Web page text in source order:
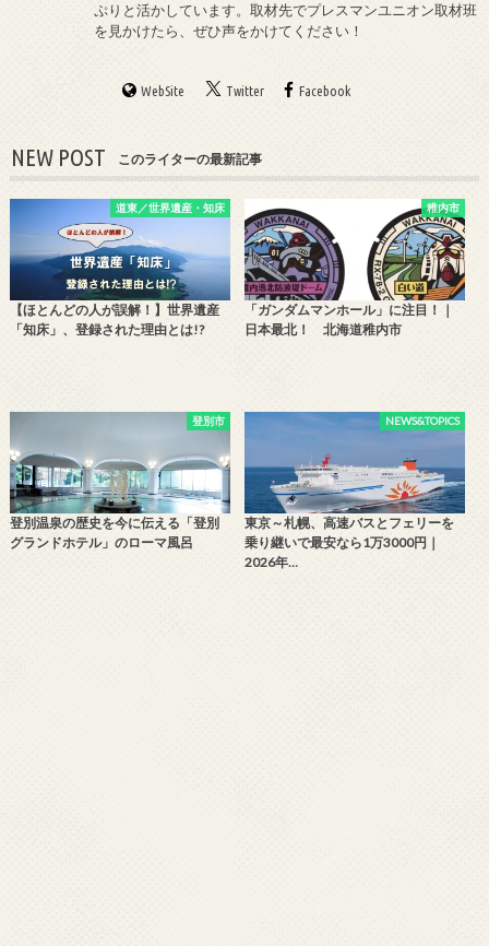
ぷりと活かしています。取材先でプレスマンユニオン取材班
を見かけたら、ぜひ声をかけてください！
WebSite Twitter Facebook
NEW POST このライターの最新記事
道東／世界遺産・知床
【ほとんどの人が誤解！】世界遺産
「知床」、登録された理由とは!?
稚内市
「ガンダムマンホール」に注目！｜
日本最北！ 北海道稚内市
登別市
登別温泉の歴史を今に伝える「登別
グランドホテル」のローマ風呂
NEWS&TOPICS
東京～札幌、高速バスとフェリーを
乗り継いで最安なら1万3000円｜
2026年…